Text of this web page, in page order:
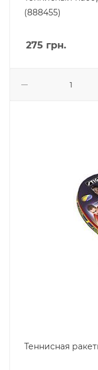
(888455)
275 грн.
Теннисная